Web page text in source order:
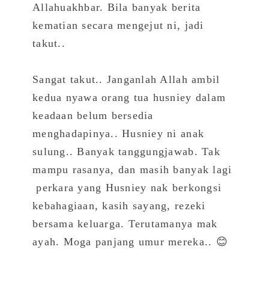
Allahuakhbar. Bila banyak berita
kematian secara mengejut ni, jadi
takut..
Sangat takut.. Janganlah Allah ambil
kedua nyawa orang tua husniey dalam
keadaan belum bersedia
menghadapinya.. Husniey ni anak
sulung.. Banyak tanggungjawab. Tak
mampu rasanya, dan masih banyak lagi
perkara yang Husniey nak berkongsi
kebahagiaan, kasih sayang, rezeki
bersama keluarga. Terutamanya mak
ayah. Moga panjang umur mereka.. 😊